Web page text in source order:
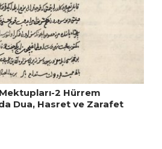
2 Hürrem
Dua, Hasret ve Zarafet